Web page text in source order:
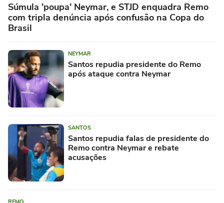
Súmula 'poupa' Neymar, e STJD enquadra Remo
com tripla denúncia após confusão na Copa do
Brasil
NEYMAR
Santos repudia presidente do Remo
após ataque contra Neymar
SANTOS
Santos repudia falas de presidente do
Remo contra Neymar e rebate
acusações